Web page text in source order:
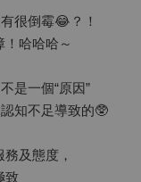
很倒霉😂？！
哈哈哈～
是一個“原因”
知不足導致的🥸
及態度，
致